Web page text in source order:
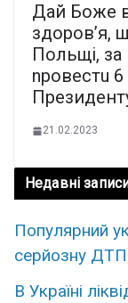
Дай Бoжe
здoрoв’я,
Польщі, за
nровестu
21.02.2023
Недавні
Популярний
серйозну ДТП
В Україні